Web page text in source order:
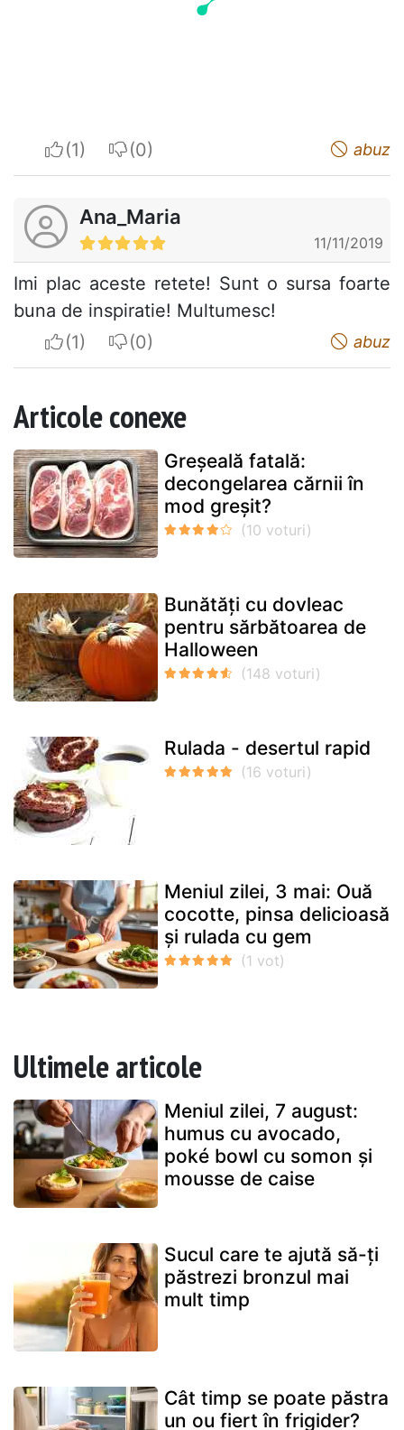
I apreciateI do not appreciate abuz
Ana_Maria
11/11/2019
Imi plac aceste retete! Sunt o sursa foarte
buna de inspiratie! Multumesc!
I apreciateI do not appreciate abuz
Articole conexe
Greșeală fatală:
decongelarea cărnii în
mod greșit?
Bunătăți cu dovleac
pentru sărbătoarea de
Halloween
Rulada - desertul rapid
Meniul zilei, 3 mai: Ouă
cocotte, pinsa delicioasă
și rulada cu gem
Ultimele articole
Meniul zilei, 7 august:
humus cu avocado,
poké bowl cu somon și
mousse de caise
Sucul care te ajută să-ți
păstrezi bronzul mai
mult timp
Cât timp se poate păstra
un ou fiert în frigider?